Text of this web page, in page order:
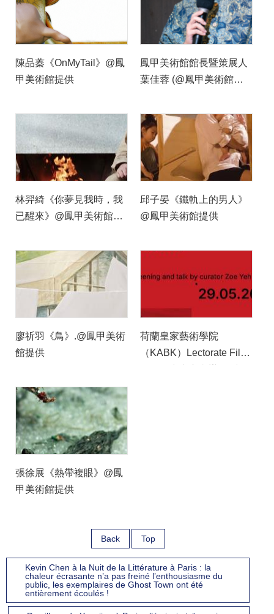
陳品蓁《OnMyTail》@鳳
甲美術館提供
鳳甲美術館館長暨策展人
葉佳蓉 (@鳳甲美術館提
林羿綺《你夢見我時，我
已醒來》@鳳甲美術館提
邱子晏《鐵軌上的男人》
@鳳甲美術館提供
廖祈羽《鳥》.@鳳甲美術
館提供
荷蘭皇家藝術學院
（KABK）Lectorate Film
張徐展《熱帶複眼》@鳳
甲美術館提供
Back Top
Kevin Chen à la Nuit de la Littérature à Paris : la
chaleur écrasante n’a pas freiné l’enthousiasme du
public, les exemplaires de Ghost Town ont été
entièrement écoulés !